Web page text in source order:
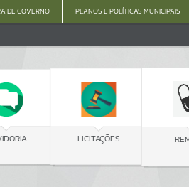
DE GOVERNO PLANOS E POLÍTICAS MUNICIPAIS
LICITAÇÕES REMUME